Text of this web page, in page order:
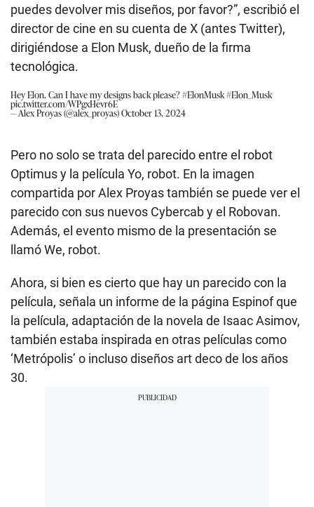
llamó We, robot.
Ahora, si bien es cierto que hay un parecido con la
película, señala un informe de la página Espinof que
la película, adaptación de la novela de Isaac Asimov,
también estaba inspirada en otras películas como
‘Metrópolis’ o incluso diseños art deco de los años